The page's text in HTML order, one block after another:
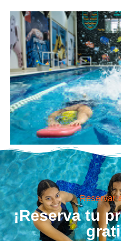
Reservar
¡Reserva tu